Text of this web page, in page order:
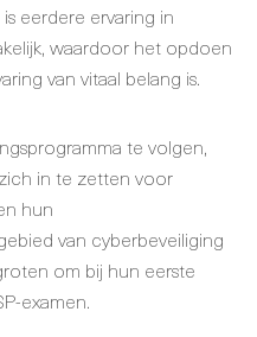
eerdere ervaring in
waardoor het opdoen
van vitaal belang is.
te volgen,
in te zetten voor
hun
van cyberbeveiliging
om bij hun eerste
examen.